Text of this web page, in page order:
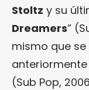
Stoltz y su
Dreamers”
mismo que
anteriormente
(Sub Pop,